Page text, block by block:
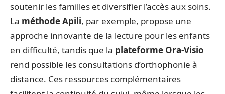
soutenir les familles et diversifier l’accès aux soins.
La méthode Apili, par exemple, propose une
approche innovante de la lecture pour les enfants
en difficulté, tandis que la plateforme Ora-Visio
rend possible les consultations d’orthophonie à
distance. Ces ressources complémentaires